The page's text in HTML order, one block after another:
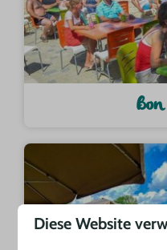
Diese Website